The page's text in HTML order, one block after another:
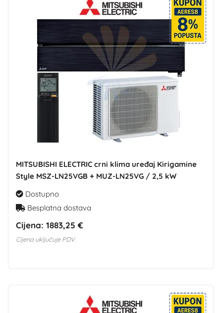
MITSUBISHI ELECTRIC crni klima uređaj Kirigamine
Style MSZ-LN25VGB + MUZ-LN25VG / 2,5 kW
Dostupno
Besplatna dostava
Cijena: 1883,25 €
Cijena uključuje PDV.